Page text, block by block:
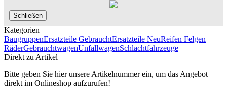
Schließen
Kategorien
BaugruppenErsatzteile GebrauchtErsatzteile NeuReifen Felgen
RäderGebrauchtwagenUnfallwagenSchlachtfahrzeuge
Direkt zu Artikel
Bitte geben Sie hier unsere Artikelnummer ein, um das Angebot
direkt im Onlineshop aufzurufen!